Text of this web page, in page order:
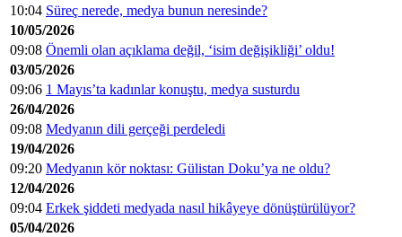
10:04 Süreç nerede, medya bunun neresinde?
10/05/2026
09:08 Önemli olan açıklama değil, ‘isim değişikliği’ oldu!
03/05/2026
09:06 1 Mayıs’ta kadınlar konuştu, medya susturdu
26/04/2026
09:08 Medyanın dili gerçeği perdeledi
19/04/2026
09:20 Medyanın kör noktası: Gülistan Doku’ya ne oldu?
12/04/2026
09:04 Erkek şiddeti medyada nasıl hikâyeye dönüştürülüyor?
05/04/2026